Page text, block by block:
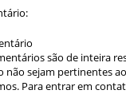
são de inteira
não sejam pertinentes
Para entrar em